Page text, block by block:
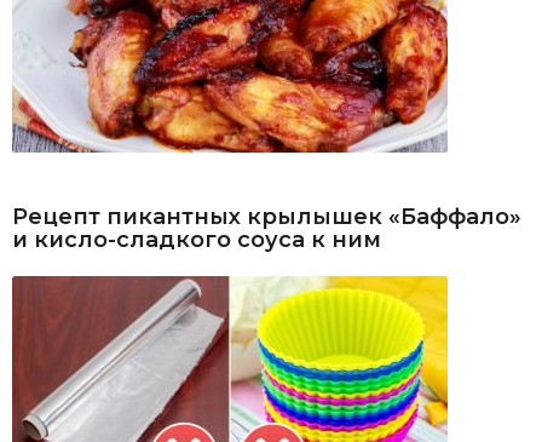
Рецепт пикантных крылышек «Баффало»
и кисло-сладкого соуса к ним